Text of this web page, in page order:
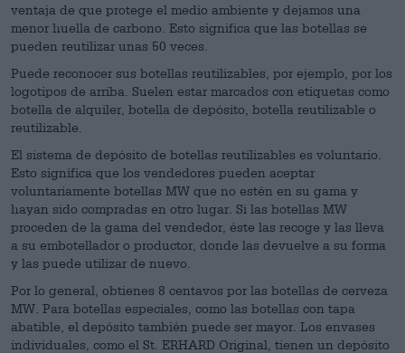
ventaja de que protege el medio ambiente y dejamos una
menor huella de carbono. Esto significa que las botellas se
pueden reutilizar unas 50 veces.
Puede reconocer sus botellas reutilizables, por ejemplo, por los
logotipos de arriba. Suelen estar marcados con etiquetas como
botella de alquiler, botella de depósito, botella reutilizable o
reutilizable.
El sistema de depósito de botellas reutilizables es voluntario.
Esto significa que los vendedores pueden aceptar
voluntariamente botellas MW que no estén en su gama y
hayan sido compradas en otro lugar. Si las botellas MW
proceden de la gama del vendedor, éste las recoge y las lleva
a su embotellador o productor, donde las devuelve a su forma
y las puede utilizar de nuevo.
Por lo general, obtienes 8 centavos por las botellas de cerveza
MW. Para botellas especiales, como las botellas con tapa
abatible, el depósito también puede ser mayor. Los envases
individuales, como el St. ERHARD Original, tienen un depósito